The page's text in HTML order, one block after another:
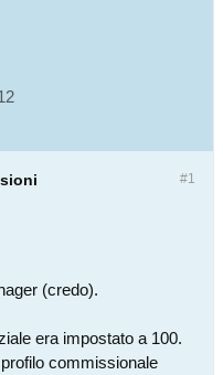
#1
(credo).
era impostato a 100.
commissionale